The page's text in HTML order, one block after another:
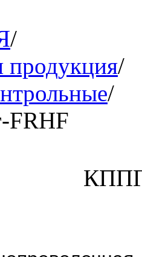
/
продукция/
/